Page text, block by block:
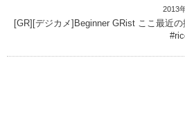
2013
[GR][デジカメ]Beginner GRist ここ最近